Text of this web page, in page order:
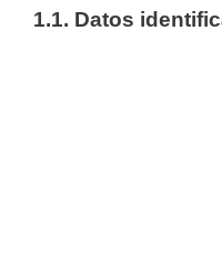
1.1. Datos